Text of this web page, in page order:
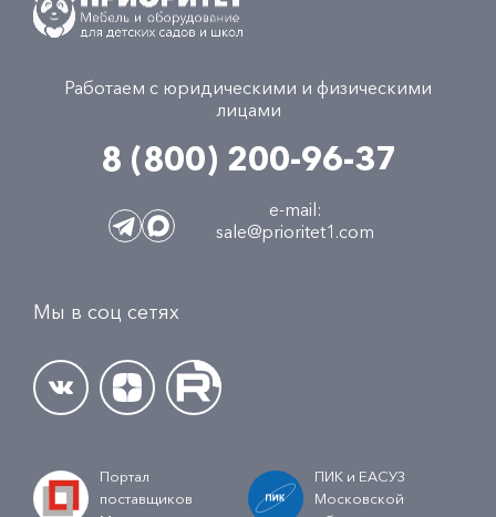
Работаем с юридическими и физическими
лицами
8 (800) 200-96-37
e-mail:
sale@prioritet1.com
Мы в соц сетях
Портал
поставщиков
ПИК и ЕАСУЗ
Московской